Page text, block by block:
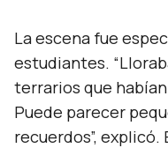
La escena fue
estudiantes.
terrarios que
Puede parecer
recuerdos”, explicó.